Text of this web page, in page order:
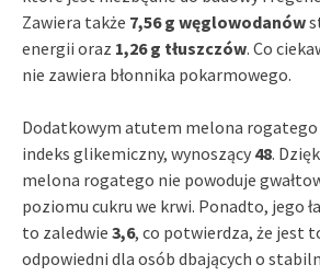
Zawiera także 7,56 g węglowodanów
energii oraz 1,26 g tłuszczów. Co
nie zawiera błonnika pokarmowego.
Dodatkowym atutem melona
indeks glikemiczny, wynoszący 48.
melona rogatego nie powoduje
poziomu cukru we krwi. Ponadto, jego
to zaledwie 3,6, co potwierdza, że jest
odpowiedni dla osób dbających o